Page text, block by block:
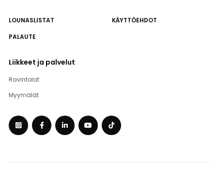
LOUNASLISTAT
KÄYTTÖEHDOT
PALAUTE
Liikkeet ja palvelut
Ravintolat
Myymälät